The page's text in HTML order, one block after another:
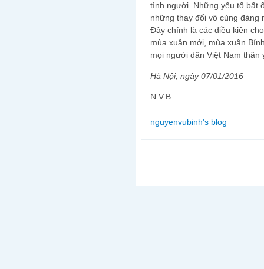
tình người. Những yếu tố bất
những thay đổi vô cùng đáng
Đây chính là các điều kiện
mùa xuân mới, mùa xuân
mọi người dân Việt Nam thân
Hà Nội, ngày 07/01/2016
N.V.B
nguyenvubinh's blog